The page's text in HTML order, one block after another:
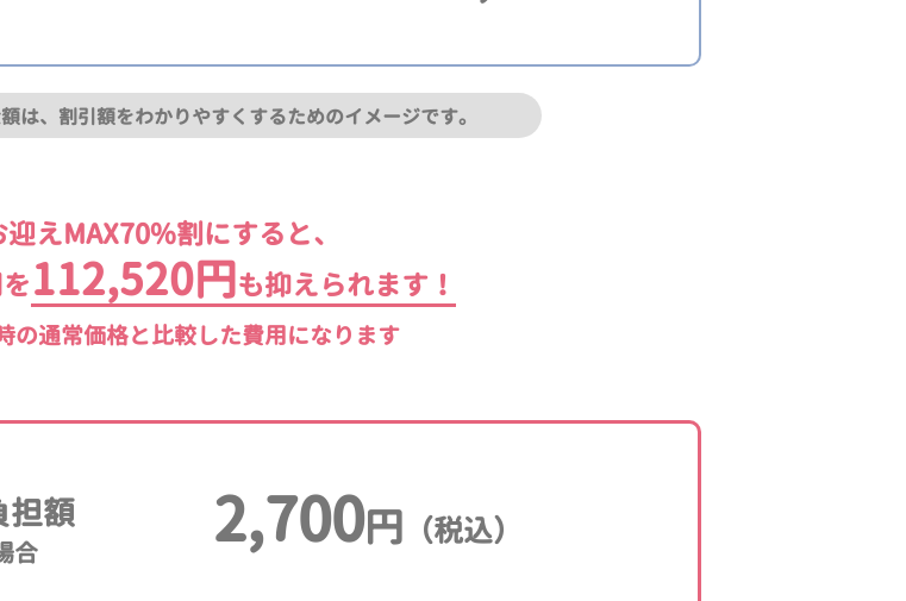
は、割引額をわかりやすくするためのイメージです。
えMAX70%割にすると、
112,520円も抑えられます！
の通常価格と比較した費用になります
担額
合
2,700円 （税込）